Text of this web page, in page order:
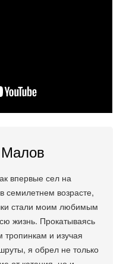
впервые сел на
семилетнем возрасте,
стали моим любимым
жизнь. Прокатываясь
и изучая
я обрел не только